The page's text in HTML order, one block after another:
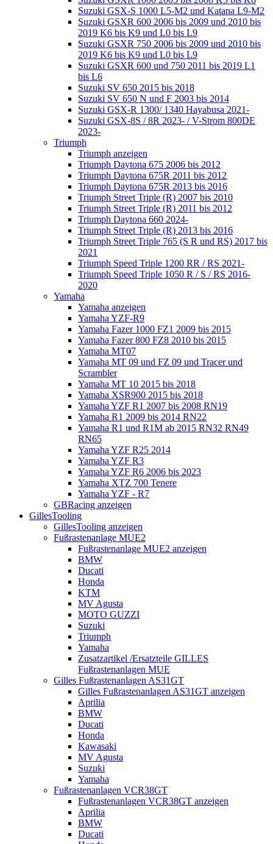
Suzuki GSX-S 1000 L5-M2 und Katana L9-M2
Suzuki GSXR 600 2006 bis 2009 und 2010 bis
2019 K6 bis K9 und L0 bis L9
Suzuki GSXR 750 2006 bis 2009 und 2010 bis
2019 K6 bis K9 und L0 bis L9
Suzuki GSXR 600 und 750 2011 bis 2019 L1
bis L6
Suzuki SV 650 2015 bis 2018
Suzuki SV 650 N und F 2003 bis 2014
Suzuki GSX-R 1300/ 1340 Hayabusa 2021-
Suzuki GSX-8S / 8R 2023- / V-Strom 800DE
2023-
Triumph
Triumph anzeigen
Triumph Daytona 675 2006 bis 2012
Triumph Daytona 675R 2011 bis 2012
Triumph Daytona 675R 2013 bis 2016
Triumph Street Triple (R) 2007 bis 2010
Triumph Street Triple (R) 2011 bis 2012
Triumph Daytona 660 2024-
Triumph Street Triple (R) 2013 bis 2016
Triumph Street Triple 765 (S R und RS) 2017 bis
2021
Triumph Speed Triple 1200 RR / RS 2021-
Triumph Speed Triple 1050 R / S / RS 2016-
2020
Yamaha
Yamaha anzeigen
Yamaha YZF-R9
Yamaha Fazer 1000 FZ1 2009 bis 2015
Yamaha Fazer 800 FZ8 2010 bis 2015
Yamaha MT07
Yamaha MT 09 und FZ 09 und Tracer und
Scrambler
Yamaha MT 10 2015 bis 2018
Yamaha XSR900 2015 bis 2018
Yamaha YZF R1 2007 bis 2008 RN19
Yamaha R1 2009 bis 2014 RN22
Yamaha R1 und R1M ab 2015 RN32 RN49
RN65
Yamaha YZF R25 2014
Yamaha YZF R3
Yamaha YZF R6 2006 bis 2023
Yamaha XTZ 700 Tenere
Yamaha YZF - R7
GBRacing anzeigen
GillesTooling
GillesTooling anzeigen
Fußrastenanlage MUE2
Fußrastenanlage MUE2 anzeigen
BMW
Ducati
Honda
KTM
MV Agusta
MOTO GUZZI
Suzuki
Triumph
Yamaha
Zusatzartikel /Ersatzteile GILLES
Fußrastenanlagen MUE
Gilles Fußrastenanlagen AS31GT
Gilles Fußrastenanlagen AS31GT anzeigen
Aprilia
BMW
Ducati
Honda
Kawasaki
MV Agusta
Suzuki
Yamaha
Fußrastenanlagen VCR38GT
Fußrastenanlagen VCR38GT anzeigen
Aprilia
BMW
Ducati